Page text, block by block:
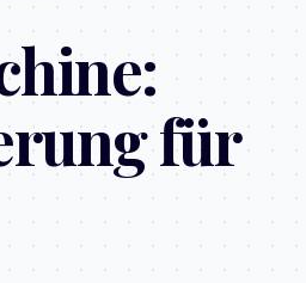
für